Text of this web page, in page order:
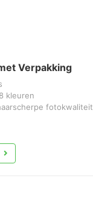
Verpakking
kleuren
fotokwaliteit